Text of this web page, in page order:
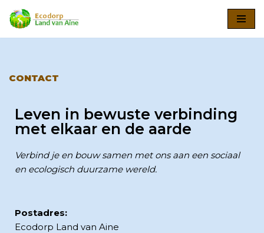
Ga
inhoud
CONTACT
Leven in bewuste verbinding
met elkaar en de aarde
Verbind je en bouw samen met ons aan een sociaal
en ecologisch duurzame wereld.
Postadres:
Ecodorp Land van Aine